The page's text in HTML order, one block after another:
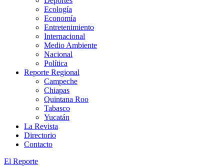
Ecología
Economía
Entretenimiento
Internacional
Medio Ambiente
Nacional
Política
Reporte Regional
Campeche
Chiapas
Quintana Roo
Tabasco
Yucatán
La Revista
Directorio
Contacto
El Reporte